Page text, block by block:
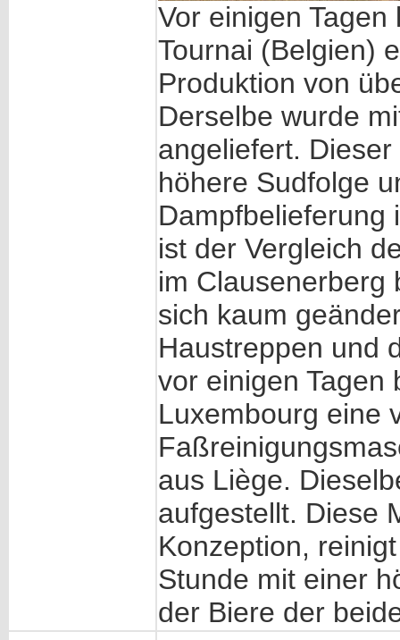
Vor einigen Tagen
Tournai (Belgien)
Produktion von
Derselbe wurde
angeliefert.
höhere Sudfolge
Dampfbelieferung
ist der Vergleich
im Clausenerberg
sich kaum
Haustreppen und
vor einigen Tagen
Luxembourg eine
aus Liège.
aufgestellt. Diese
Konzeption,
Stunde mit einer
der Biere der